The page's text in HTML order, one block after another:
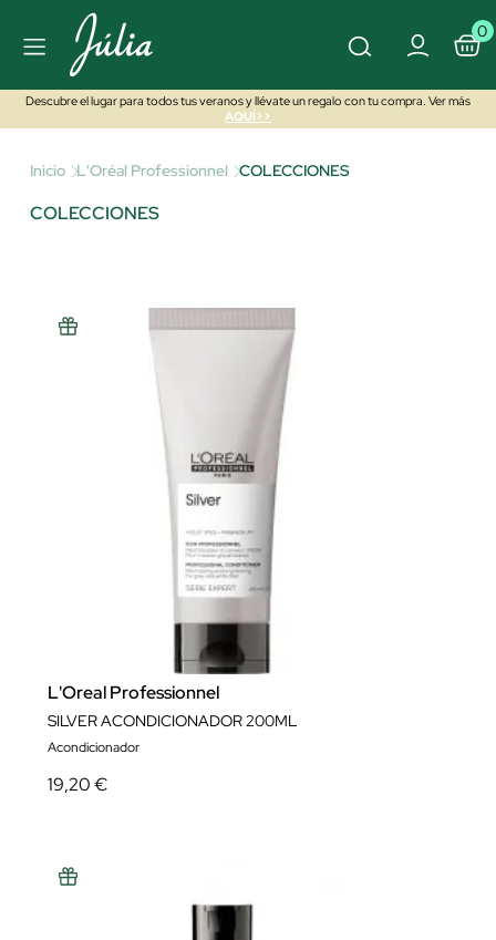
0
Descubre el lugar para todos tus veranos y llévate un regalo con tu compra. Ver más
AQUÍ>>
Inicio L'Oréal Professionnel COLECCIONES
COLECCIONES
L'Oreal Professionnel
SILVER ACONDICIONADOR 200ML
Acondicionador
19,20 €